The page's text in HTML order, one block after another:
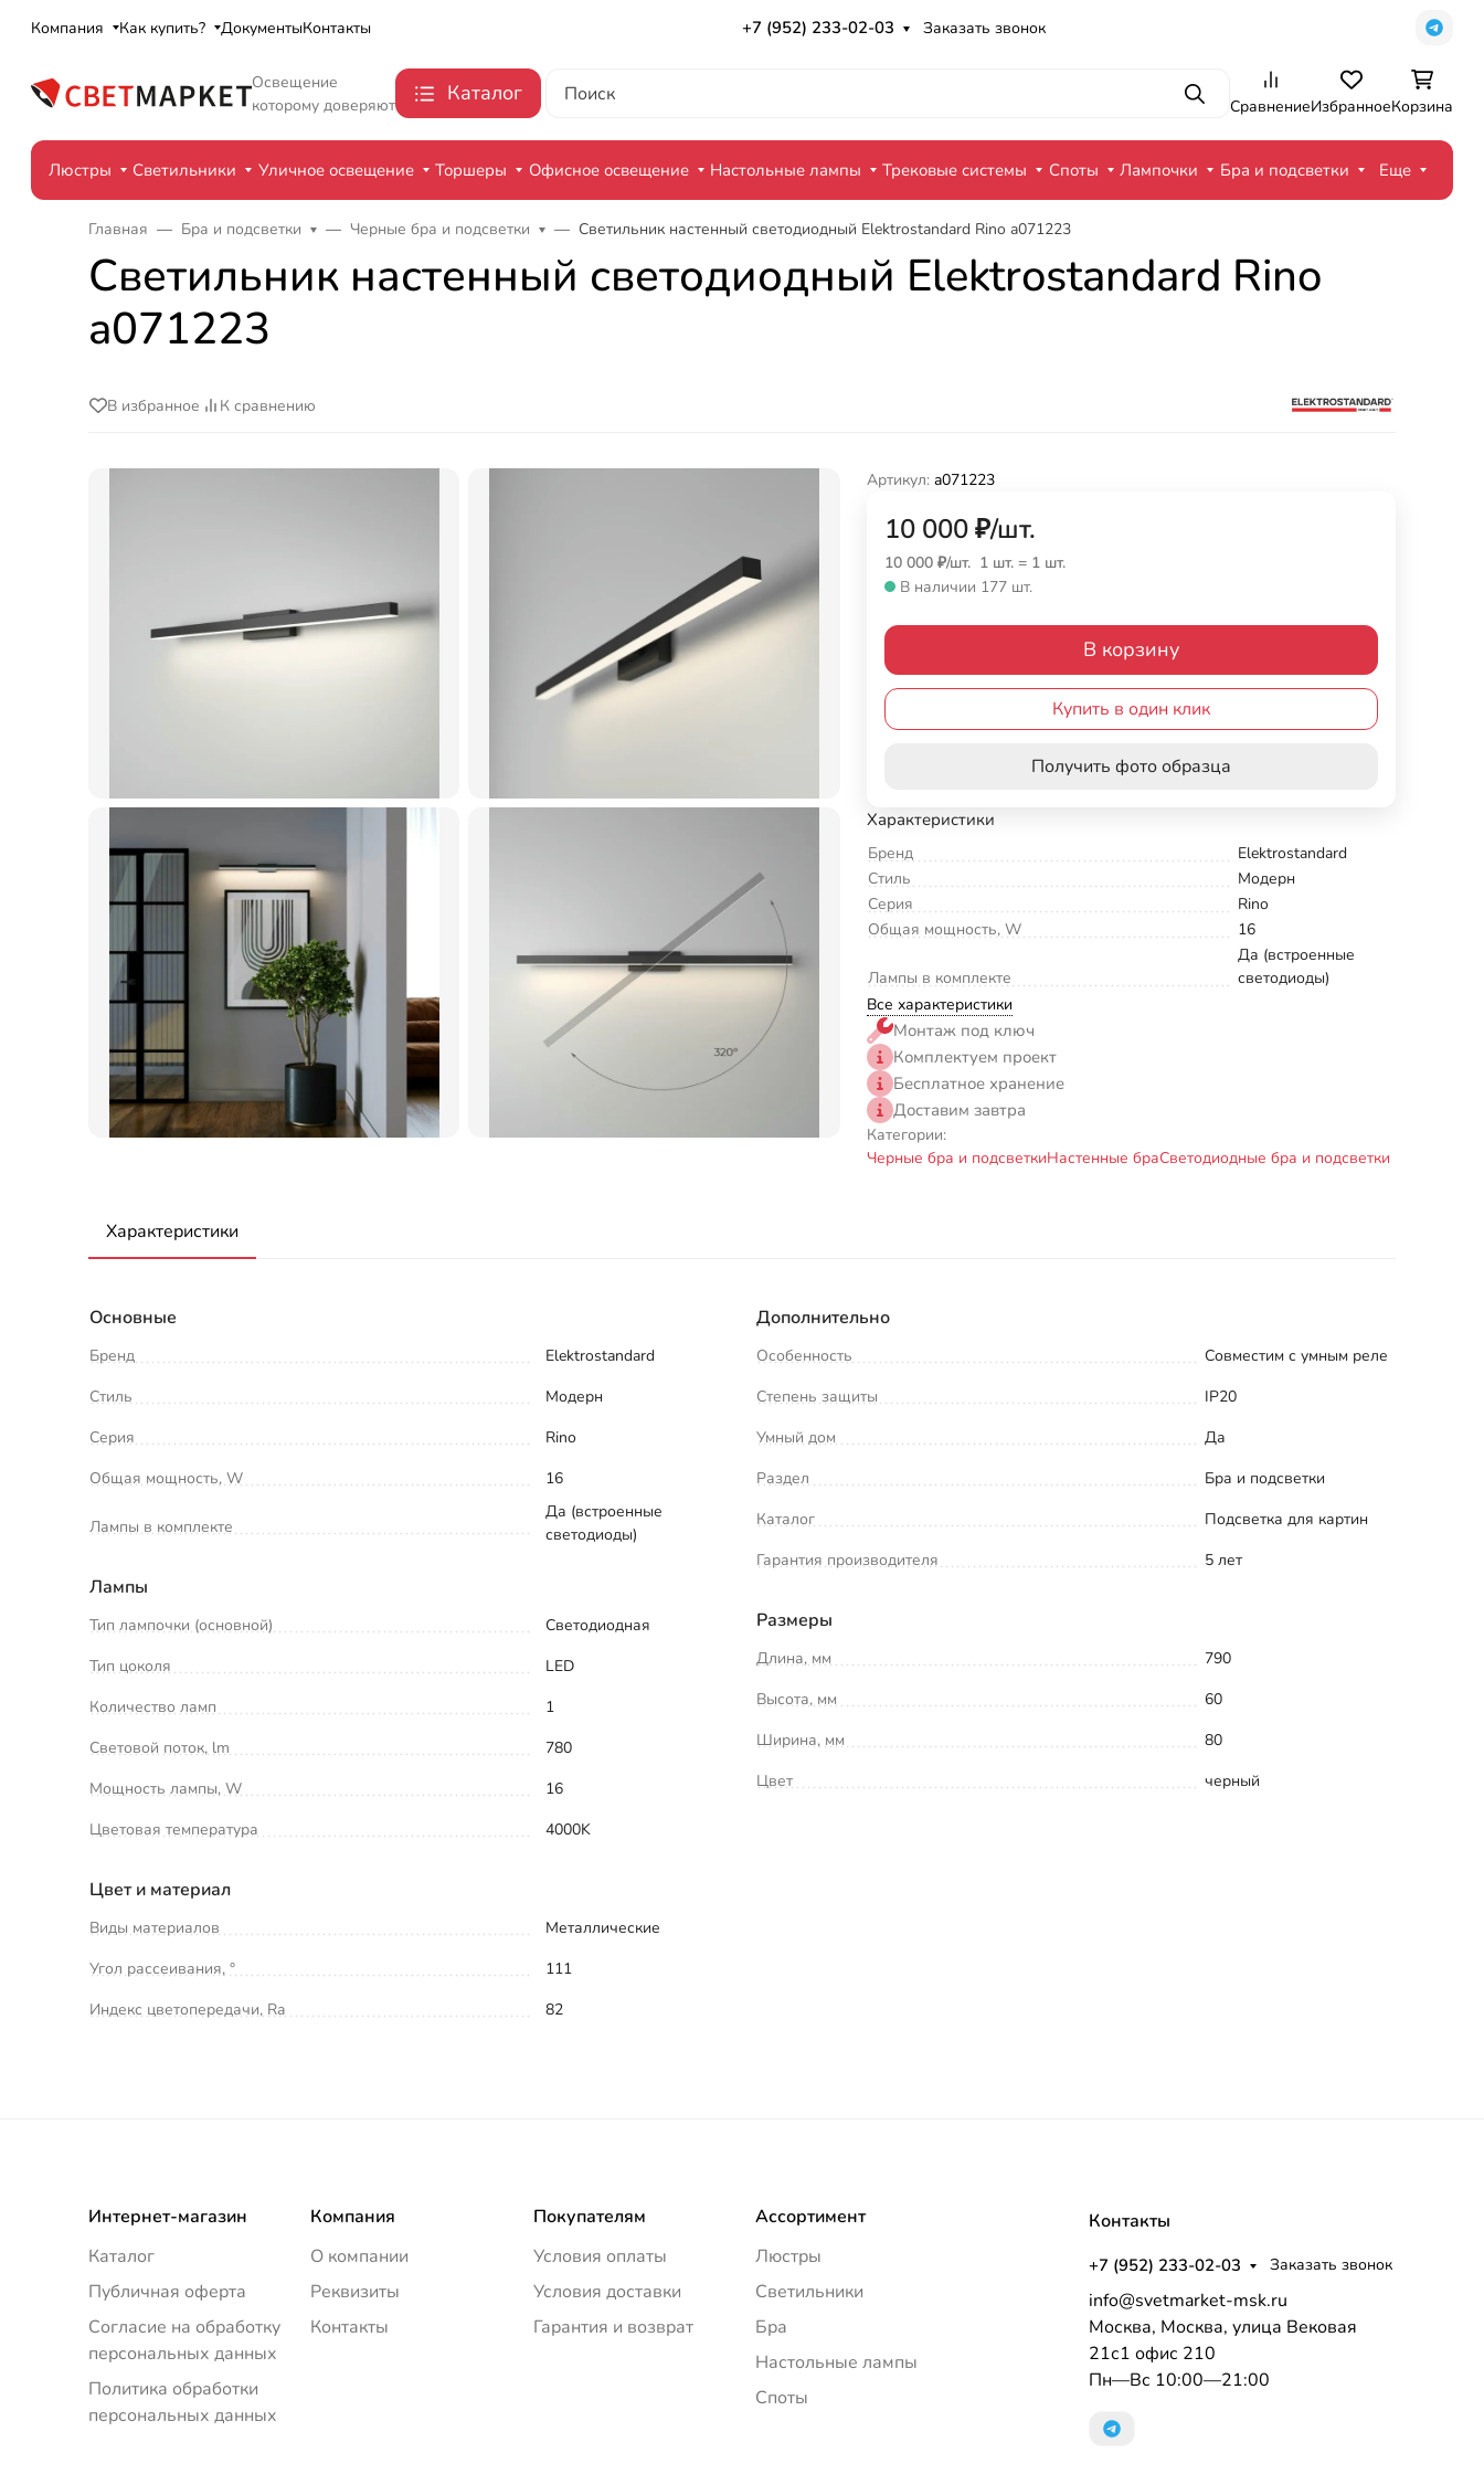
Компания Как купить? ДокументыКонтакты +7 (952) 233-02-03 Заказать звонок
Освещение
которому доверяют
Каталог ПоискСравнениеИзбранноеКорзина
Люстры Светильники Уличное освещение Торшеры Офисное освещение Настольные лампы Трековые системы Споты Лампочки Бра и подсветки Еще
Главная Бра и подсветки Черные бра и подсветки Светильник настенный светодиодный Elektrostandard Rino a071223
Светильник настенный светодиодный Elektrostandard Rino
a071223
В избранное К сравнению
Артикул: a071223
10 000₽/шт.
10 000 ₽/шт. 1 шт.= 1 шт.
В наличии 177 шт.
В корзину
Купить в один клик
Получить фото образца
Характеристики
Бренд
Elektrostandard
Стиль
Модерн
Серия
Rino
Общая мощность, W
16
Лампы в комплекте
Да (встроенные
светодиоды)
Все характеристики
Монтаж под ключ
Комплектуем проект
Бесплатное хранение
Доставим завтра
Категории:
Черные бра и подсветкиНастенные браСветодиодные бра и подсветки
Характеристики
Основные
Бренд
Elektrostandard
Стиль
Модерн
Серия
Rino
Общая мощность, W
16
Лампы в комплекте
Да (встроенные
светодиоды)
Лампы
Тип лампочки (основной)
Светодиодная
Тип цоколя
LED
Количество ламп
1
Световой поток, lm
780
Мощность лампы, W
16
Цветовая температура
4000K
Цвет и материал
Виды материалов
Металлические
Угол рассеивания, °
111
Индекс цветопередачи, Ra
82
Дополнительно
Особенность
Совместим с умным реле
Степень защиты
IP20
Умный дом
Да
Раздел
Бра и подсветки
Каталог
Подсветка для картин
Гарантия производителя
5 лет
Размеры
Длина, мм
790
Высота, мм
60
Ширина, мм
80
Цвет
черный
Интернет-магазин
Каталог
Публичная оферта
Согласие на обработку
персональных данных
Политика обработки
персональных данных
Компания
О компании
Реквизиты
Контакты
Покупателям
Условия оплаты
Условия доставки
Гарантия и возврат
Ассортимент
Люстры
Светильники
Бра
Настольные лампы
Споты
Контакты
+7 (952) 233-02-03 Заказать звонок
info@svetmarket-msk.ru
Москва, Москва, улица Вековая
21с1 офис 210
Пн—Вс 10:00—21:00